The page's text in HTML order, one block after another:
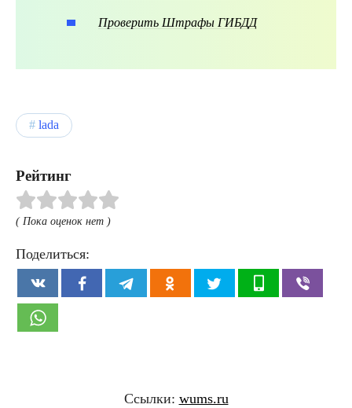
Проверить Штрафы ГИБДД
lada
Рейтинг
( Пока оценок нет )
Поделиться:
Ссылки: wums.ru